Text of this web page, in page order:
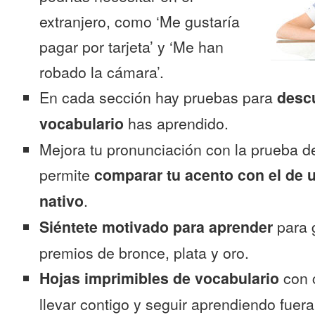
extranjero, como ‘Me gustaría
pagar por tarjeta’ y ‘Me han
robado la cámara’.
En cada sección hay pruebas para
vocabulario has aprendido.
Mejora tu pronunciación con la prueba
permite comparar tu acento con el de
nativo.
Siéntete motivado para aprender para
premios de bronce, plata y oro.
Hojas imprimibles de vocabulario con
llevar contigo y seguir aprendiendo